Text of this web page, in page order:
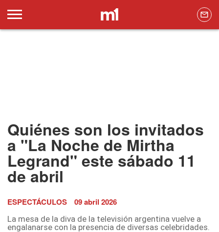
Quiénes son los invitados
a "La Noche de Mirtha
Legrand" este sábado 11
de abril
ESPECTÁCULOS 09 abril 2026
La mesa de la diva de la televisión argentina vuelve a
engalanarse con la presencia de diversas celebridades.